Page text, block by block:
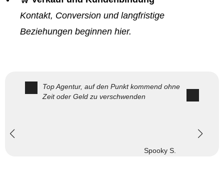
Kontakt, Conversion und langfristige
Beziehungen beginnen hier.
Top Agentur, auf den Punkt kommend ohne
Zeit oder Geld zu verschwenden
Spooky S.